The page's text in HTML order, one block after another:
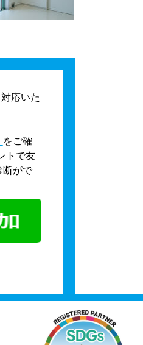
応いた
をご確
トで友
断がで